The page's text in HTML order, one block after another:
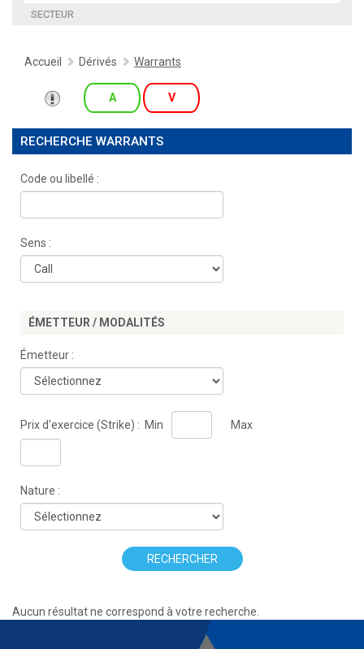
SECTEUR
Accueil Dérivés Warrants
A V
RECHERCHE WARRANTS
Code ou libellé :
Sens :
ÉMETTEUR / MODALITÉS
Émetteur :
Prix d'exercice (Strike) : Min Max
Nature :
RECHERCHER
Aucun résultat ne correspond à votre recherche.